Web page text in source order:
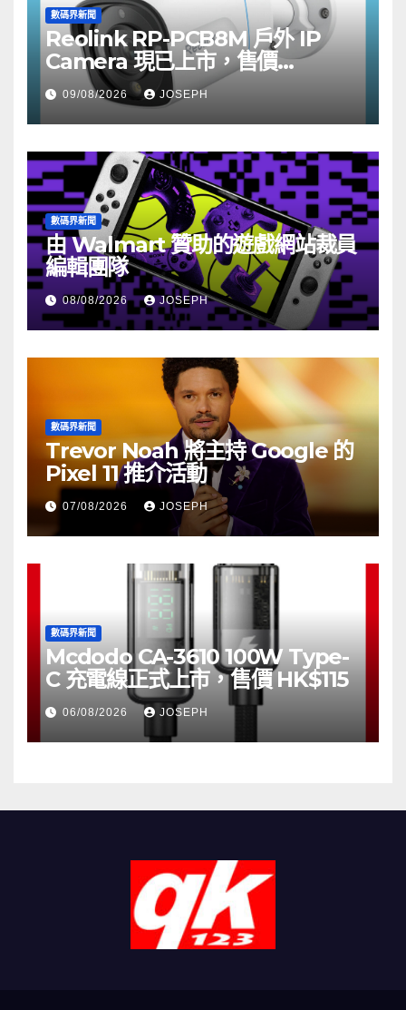
數碼界新聞
Reolink RP-PCB8M 戶外 IP
Camera 現已上市，售價
HK$722
09/08/2026 JOSEPH
數碼界新聞
由 Walmart 贊助的遊戲網站裁員
編輯團隊
08/08/2026 JOSEPH
數碼界新聞
Trevor Noah 將主持 Google 的
Pixel 11 推介活動
07/08/2026 JOSEPH
數碼界新聞
Mcdodo CA-3610 100W Type-
C 充電線正式上市，售價 HK$115
06/08/2026 JOSEPH